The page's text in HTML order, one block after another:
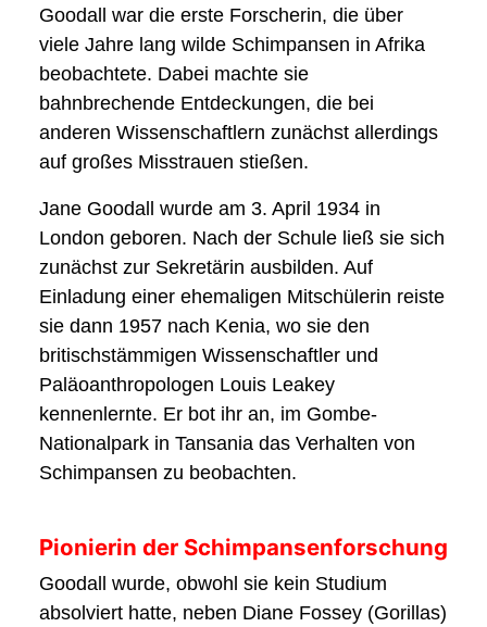
Goodall war die erste Forscherin, die über
viele Jahre lang wilde Schimpansen in Afrika
beobachtete. Dabei machte sie
bahnbrechende Entdeckungen, die bei
anderen Wissenschaftlern zunächst allerdings
auf großes Misstrauen stießen.
Jane Goodall wurde am 3. April 1934 in
London geboren. Nach der Schule ließ sie sich
zunächst zur Sekretärin ausbilden. Auf
Einladung einer ehemaligen Mitschülerin reiste
sie dann 1957 nach Kenia, wo sie den
britischstämmigen Wissenschaftler und
Paläoanthropologen Louis Leakey
kennenlernte. Er bot ihr an, im Gombe-
Nationalpark in Tansania das Verhalten von
Schimpansen zu beobachten.
Pionierin der Schimpansenforschung
Goodall wurde, obwohl sie kein Studium
absolviert hatte, neben Diane Fossey (Gorillas)